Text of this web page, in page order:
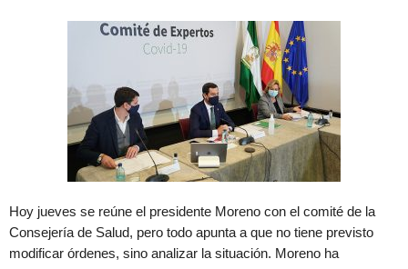
Hoy jueves se reúne el presidente Moreno con el comité de la
Consejería de Salud, pero todo apunta a que no tiene previsto
modificar órdenes, sino analizar la situación. Moreno ha